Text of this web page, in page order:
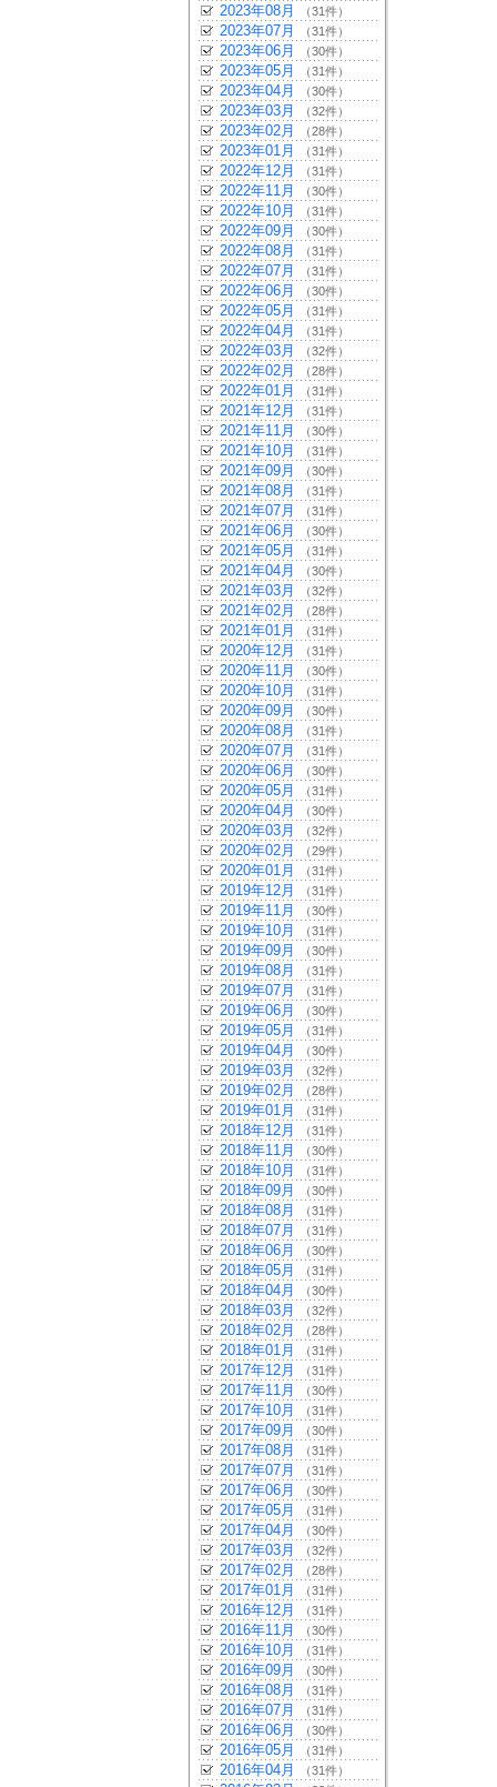
2023年08月 （31件）
2023年07月 （31件）
2023年06月 （30件）
2023年05月 （31件）
2023年04月 （30件）
2023年03月 （32件）
2023年02月 （28件）
2023年01月 （31件）
2022年12月 （31件）
2022年11月 （30件）
2022年10月 （31件）
2022年09月 （30件）
2022年08月 （31件）
2022年07月 （31件）
2022年06月 （30件）
2022年05月 （31件）
2022年04月 （31件）
2022年03月 （32件）
2022年02月 （28件）
2022年01月 （31件）
2021年12月 （31件）
2021年11月 （30件）
2021年10月 （31件）
2021年09月 （30件）
2021年08月 （31件）
2021年07月 （31件）
2021年06月 （30件）
2021年05月 （31件）
2021年04月 （30件）
2021年03月 （32件）
2021年02月 （28件）
2021年01月 （31件）
2020年12月 （31件）
2020年11月 （30件）
2020年10月 （31件）
2020年09月 （30件）
2020年08月 （31件）
2020年07月 （31件）
2020年06月 （30件）
2020年05月 （31件）
2020年04月 （30件）
2020年03月 （32件）
2020年02月 （29件）
2020年01月 （31件）
2019年12月 （31件）
2019年11月 （30件）
2019年10月 （31件）
2019年09月 （30件）
2019年08月 （31件）
2019年07月 （31件）
2019年06月 （30件）
2019年05月 （31件）
2019年04月 （30件）
2019年03月 （32件）
2019年02月 （28件）
2019年01月 （31件）
2018年12月 （31件）
2018年11月 （30件）
2018年10月 （31件）
2018年09月 （30件）
2018年08月 （31件）
2018年07月 （31件）
2018年06月 （30件）
2018年05月 （31件）
2018年04月 （30件）
2018年03月 （32件）
2018年02月 （28件）
2018年01月 （31件）
2017年12月 （31件）
2017年11月 （30件）
2017年10月 （31件）
2017年09月 （30件）
2017年08月 （31件）
2017年07月 （31件）
2017年06月 （30件）
2017年05月 （31件）
2017年04月 （30件）
2017年03月 （32件）
2017年02月 （28件）
2017年01月 （31件）
2016年12月 （31件）
2016年11月 （30件）
2016年10月 （31件）
2016年09月 （30件）
2016年08月 （31件）
2016年07月 （31件）
2016年06月 （30件）
2016年05月 （31件）
2016年04月 （31件）